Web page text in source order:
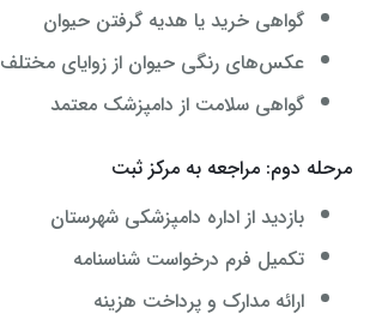
گواهی خرید یا هدیه گرفتن حیوان
عکس‌های رنگی حیوان از زوایای مختلف
گواهی سلامت از دامپزشک معتمد
مرحله دوم: مراجعه به مرکز ثبت
بازدید از اداره دامپزشکی شهرستان
تکمیل فرم درخواست شناسنامه
ارائه مدارک و پرداخت هزینه